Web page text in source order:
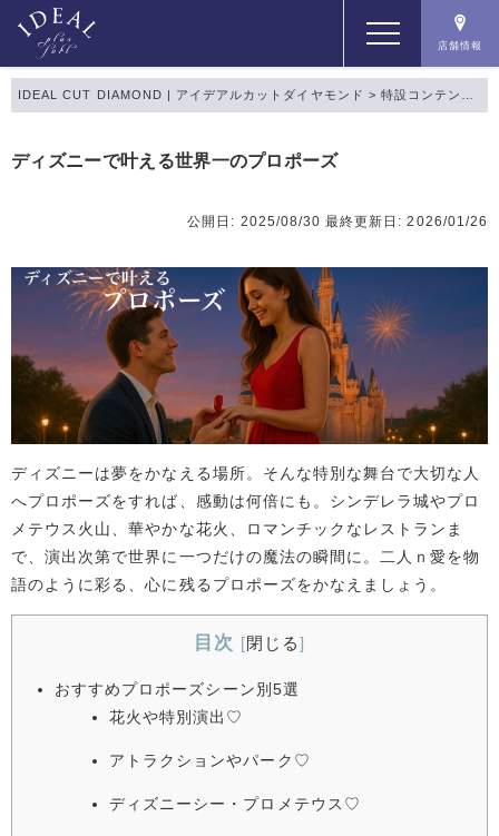
店舗情報
IDEAL CUT DIAMOND | アイデアルカットダイヤモンド > 特設コンテンツ
ディズニーで叶える世界一のプロポーズ
公開日: 2025/08/30 最終更新日: 2026/01/26
ディズニーは夢をかなえる場所。そんな特別な舞台で大切な人
へプロポーズをすれば、感動は何倍にも。シンデレラ城やプロ
メテウス火山、華やかな花火、ロマンチックなレストランま
で、演出次第で世界に一つだけの魔法の瞬間に。二人ｎ愛を物
語のように彩る、心に残るプロポーズをかなえましょう。
目次 [閉じる]
おすすめプロポーズシーン別5選
花火や特別演出♡
アトラクションやパーク♡
ディズニーシー・プロメテウス♡
商品一覧
店舗情報